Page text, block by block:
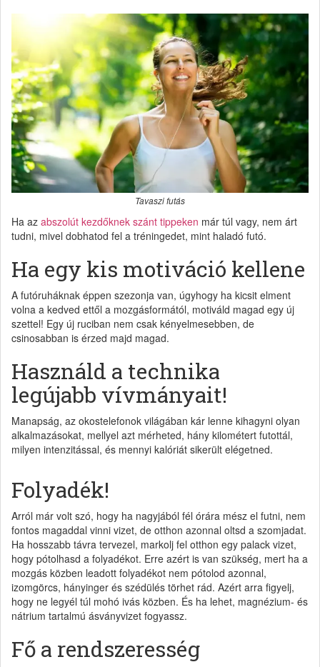
Tavaszi futás
Ha az abszolút kezdőknek szánt tippeken már túl vagy, nem árt
tudni, mivel dobhatod fel a tréningedet, mint haladó futó.
Ha egy kis motiváció kellene
A futóruháknak éppen szezonja van, úgyhogy ha kicsit elment
volna a kedved ettől a mozgásformától, motiváld magad egy új
szettel! Egy új ruciban nem csak kényelmesebben, de
csinosabban is érzed majd magad.
Használd a technika
legújabb vívmányait!
Manapság, az okostelefonok világában kár lenne kihagyni olyan
alkalmazásokat, mellyel azt mérheted, hány kilométert futottál,
milyen intenzitással, és mennyi kalóriát sikerült elégetned.
Folyadék!
Arról már volt szó, hogy ha nagyjából fél órára mész el futni, nem
fontos magaddal vinni vizet, de otthon azonnal oltsd a szomjadat.
Ha hosszabb távra tervezel, markolj fel otthon egy palack vizet,
hogy pótolhasd a folyadékot. Erre azért is van szükség, mert ha a
mozgás közben leadott folyadékot nem pótolod azonnal,
izomgörcs, hányinger és szédülés törhet rád. Azért arra figyelj,
hogy ne legyél túl mohó ivás közben. És ha lehet, magnézium- és
nátrium tartalmú ásványvizet fogyassz.
Fő a rendszeresség